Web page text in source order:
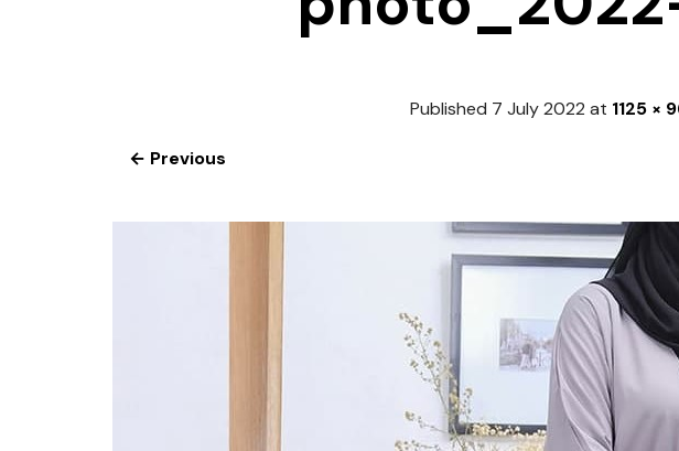
Published 7 July 2022 at 1125 ×
← Previous